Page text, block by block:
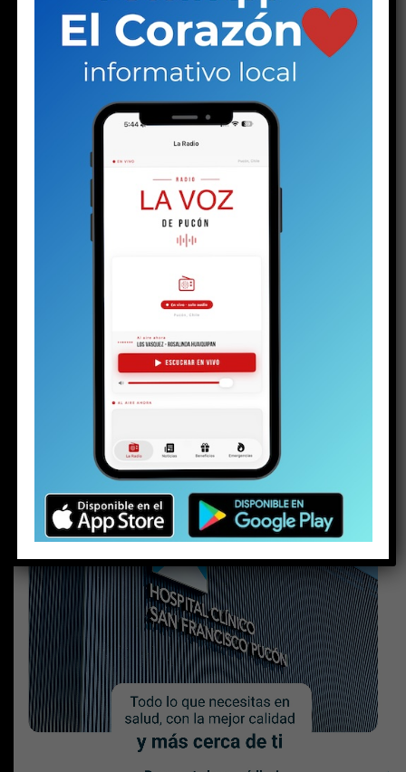
Primarias: seis locales de votación y
anuncio de lluvias intensas marca
jornada de elecciones en Pucón
MÁS NOTICIAS